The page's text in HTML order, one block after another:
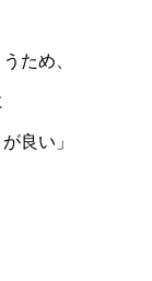
ため、
良い」